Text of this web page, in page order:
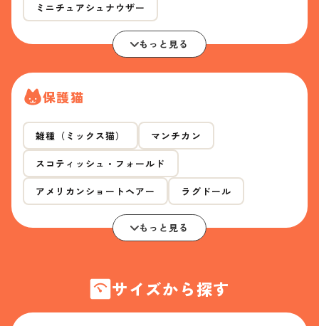
ミニチュアシュナウザー
もっと見る
保護猫
雑種（ミックス猫） マンチカン
スコティッシュ・フォールド
アメリカンショートヘアー ラグドール
もっと見る
サイズから探す